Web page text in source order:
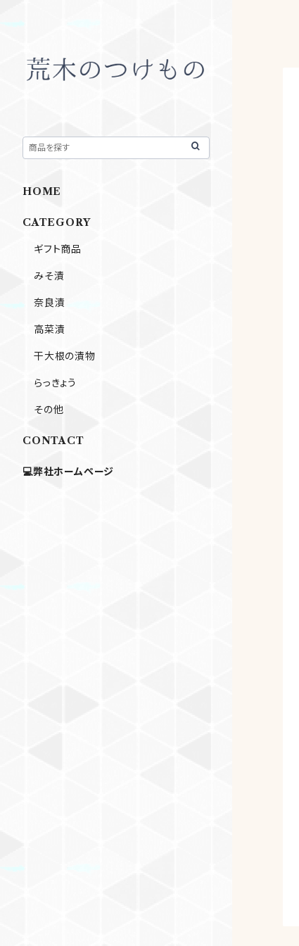
HOME
CATEGORY
ギフト商品
みそ漬
奈良漬
高菜漬
干大根の漬物
らっきょう
その他
CONTACT
💻弊社ホームページ